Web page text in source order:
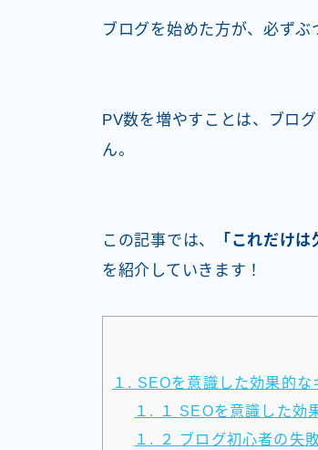
ブログを始めた方が、必ずぶ
PV数を増やすことは、ブロ
ん。
この記事では、
「これだけ
を紹介していきます！
１. SEOを意識した効果的な
１. １ SEOを意識した効
１. ２ ブログ初心者の失